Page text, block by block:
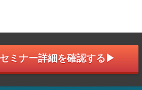
ミナー詳細を確認する▶︎